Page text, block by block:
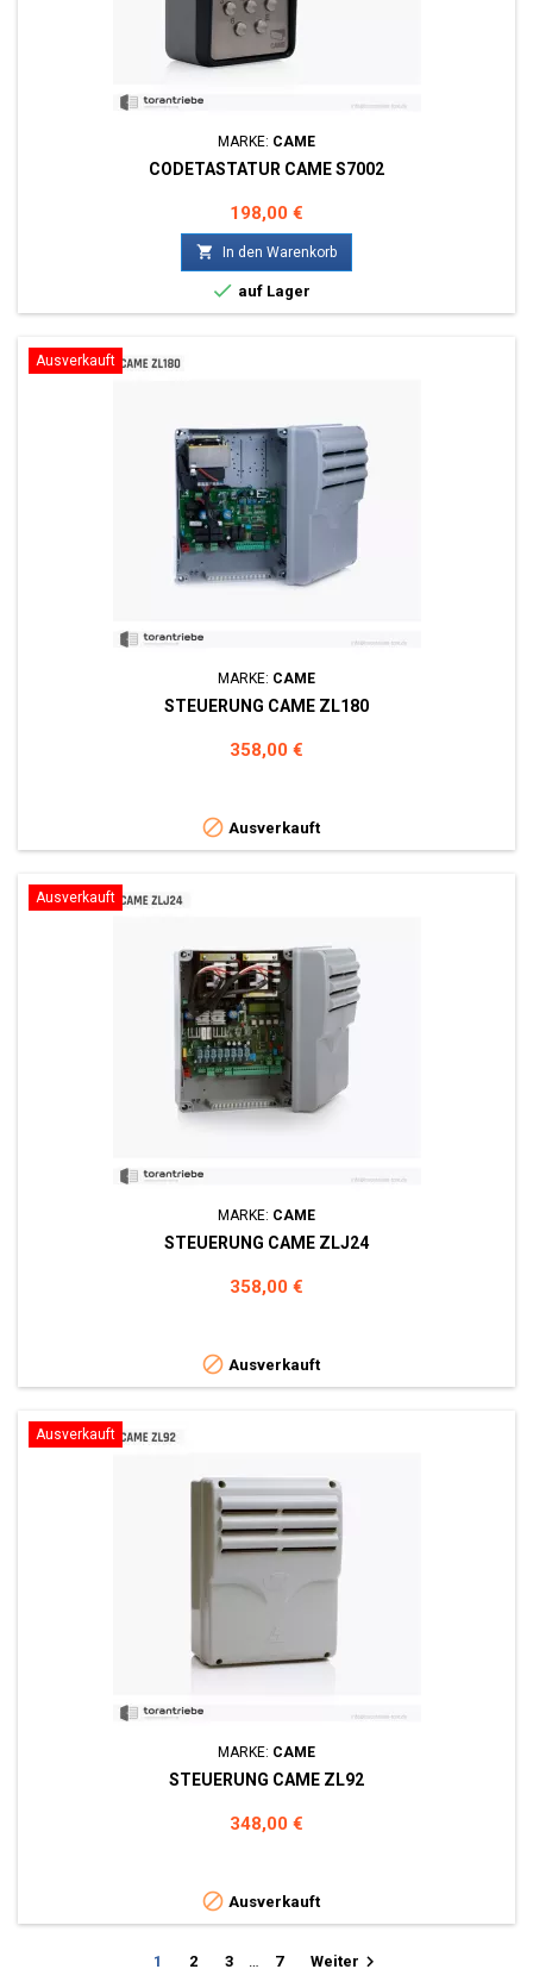
MARKE: CAME
CODETASTATUR CAME S7002
Preis
198,00 €
 In den Warenkorb
 auf Lager
Ausverkauft
MARKE: CAME
STEUERUNG CAME ZL180
Preis
358,00 €
 Ausverkauft
Ausverkauft
MARKE: CAME
STEUERUNG CAME ZLJ24
Preis
358,00 €
 Ausverkauft
Ausverkauft
MARKE: CAME
STEUERUNG CAME ZL92
Preis
348,00 €
 Ausverkauft
1 2 3 7 Weiter 